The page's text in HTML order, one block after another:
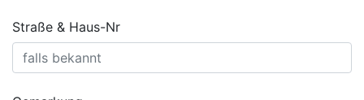
Straße & Haus-Nr